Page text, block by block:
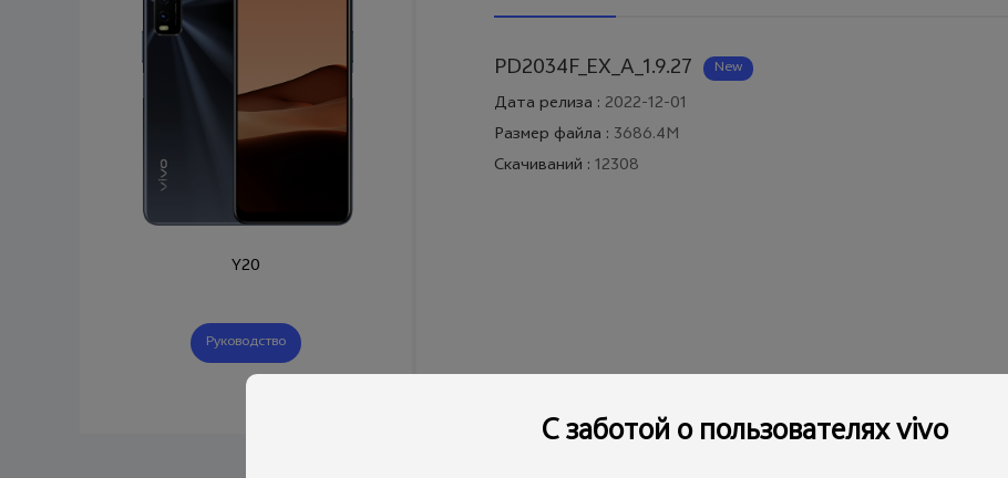
X300 Ultra
Y20
Руководство
PD2034F_EX_A_1.9.27 New
Дата релиза : 2022-12-01
Размер файла : 3686.4M
Скачиваний : 12308
С заботой о пользователях vivo